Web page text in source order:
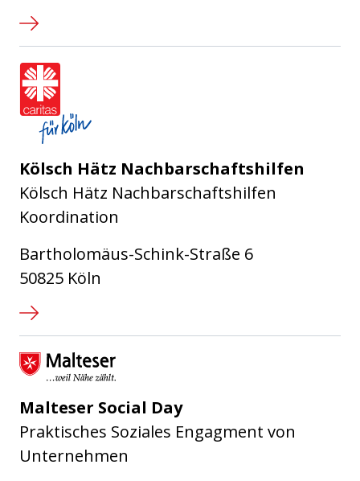
Kölsch Hätz Nachbarschaftshilfen
Kölsch Hätz Nachbarschaftshilfen
Koordination
Bartholomäus-Schink-Straße 6
50825 Köln
Malteser Hilfsdienst e.V.
Malteser Social Day
Praktisches Soziales Engagment von
Unternehmen